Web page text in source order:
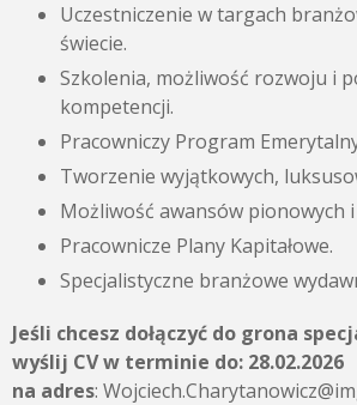
Uczestniczenie w targach
świecie.
Szkolenia, możliwość rozwoju i
kompetencji.
Pracowniczy Program
Tworzenie wyjątkowych,
Możliwość awansów pionowych
Pracownicze Plany Kapitałowe.
Specjalistyczne branżowe
Jeśli chcesz dołączyć do grona
wyślij CV w terminie do: 28.02.2026
na adres: